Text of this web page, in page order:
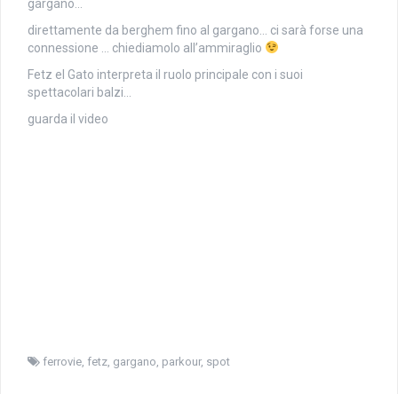
gargano…
direttamente da berghem fino al gargano… ci sarà forse una
connessione … chiediamolo all’ammiraglio
Fetz el Gato interpreta il ruolo principale con i suoi
spettacolari balzi…
guarda il video
ferrovie fetz gargano parkour, spot